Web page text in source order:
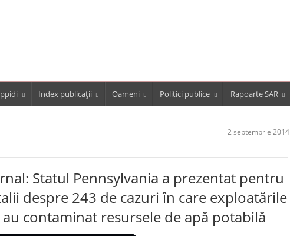
Index publicații Oameni Politici publice Rapoarte SAR
2 septembrie 2014
Statul Pennsylvania a prezentat pentru
despre 243 de cazuri în care exploatările
au contaminat resursele de apă potabilă